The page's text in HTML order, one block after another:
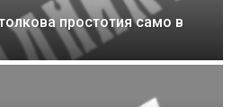
простотия само в